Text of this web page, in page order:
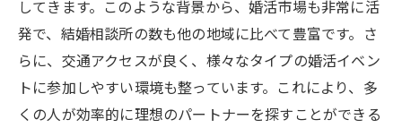
成婚率の高い相談所の特徴
東京での出会いを支える相談所のネットワ
ーク
メディアが注目する理由：結婚相談所の社
してきます。このような背景から、婚活市場も非常に活
発で、結婚相談所の数も他の地域に比べて豊富です。さ
らに、交通アクセスが良く、様々なタイプの婚活イベン
トに参加しやすい環境も整っています。これにより、多
くの人が効率的に理想のパートナーを探すことができる